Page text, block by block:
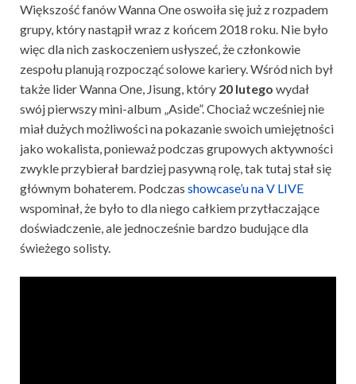
Większość fanów Wanna One oswoiła się już z rozpadem
grupy, który nastąpił wraz z końcem 2018 roku. Nie było
więc dla nich zaskoczeniem usłyszeć, że członkowie
zespołu planują rozpocząć solowe kariery. Wśród nich był
także lider Wanna One, Jisung, który 20 lutego wydał
swój pierwszy mini-album „Aside”. Chociaż wcześniej nie
miał dużych możliwości na pokazanie swoich umiejętności
jako wokalista, ponieważ podczas grupowych aktywności
zwykle przybierał bardziej pasywną rolę, tak tutaj stał się
głównym bohaterem. Podczas showcase’u na V LIVE
wspominał, że było to dla niego całkiem przytłaczające
doświadczenie, ale jednocześnie bardzo budujące dla
świeżego solisty.